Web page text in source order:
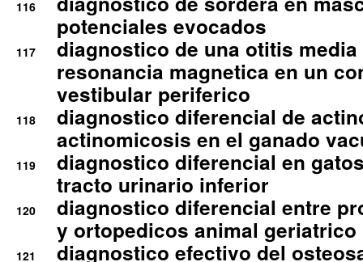
116
potenciales evocados
117
diagnostico de una otitis
resonancia magnetica en un
vestibular periferico
118
diagnostico diferencial de
actinomicosis en el ganado
119
diagnostico diferencial en
tracto urinario inferior
120
diagnostico diferencial entre
y ortopedicos animal geriatrico
121
diagnostico efectivo del